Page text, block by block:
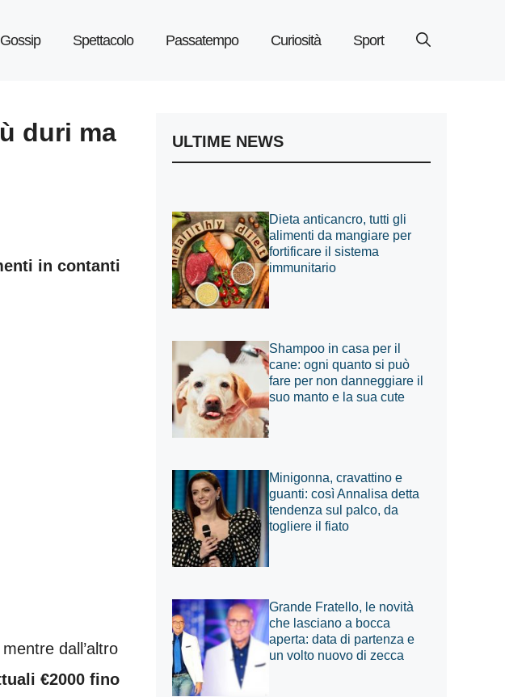
Gossip Spettacolo Passatempo Curiosità Sport
duri ma
in contanti
dall’altro
€2000 fino
ULTIME NEWS
Dieta anticancro, tutti gli
alimenti da mangiare per
fortificare il sistema
immunitario
Shampoo in casa per il
cane: ogni quanto si può
fare per non danneggiare il
suo manto e la sua cute
Minigonna, cravattino e
guanti: così Annalisa detta
tendenza sul palco, da
togliere il fiato
Grande Fratello, le novità
che lasciano a bocca
aperta: data di partenza e
un volto nuovo di zecca